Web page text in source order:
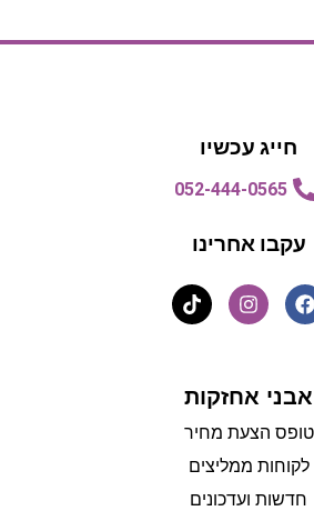
חייג עכשיו
052-444-0565
עקבו אחרינו
אבני אחזקות
טופס הצעת מחיר
לקוחות ממליצים
חדשות ועדכונים